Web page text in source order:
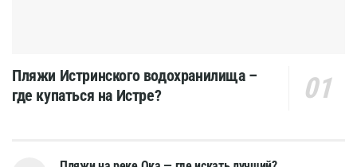
Пляжи Истринского водохранилища –
где купаться на Истре?